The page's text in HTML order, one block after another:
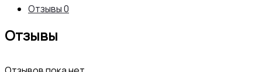
розовый,
15мл
Отзывы0
Отзывы